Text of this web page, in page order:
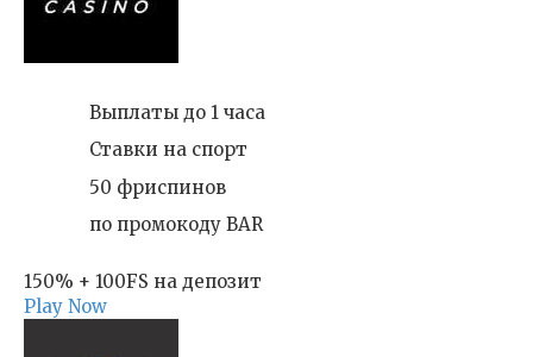
Выплаты до 1 часа
Ставки на спорт
50 фриспинов
по промокоду BAR
150% + 100FS на депозит
Play Now